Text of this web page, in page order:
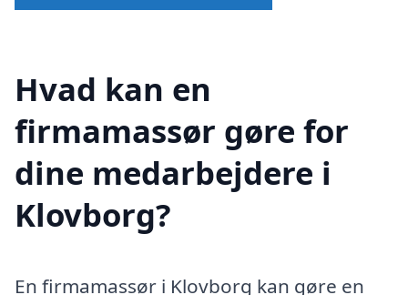
Hvad kan en
firmamassør gøre for
dine medarbejdere i
Klovborg?
En firmamassør i Klovborg kan gøre en